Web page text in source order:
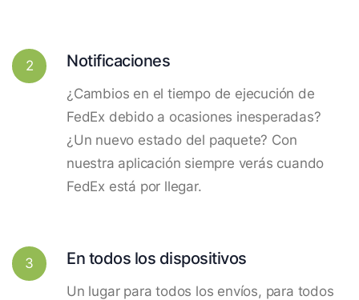
2 Notificaciones
¿Cambios en el tiempo de ejecución de
FedEx debido a ocasiones inesperadas?
¿Un nuevo estado del paquete? Con
nuestra aplicación siempre verás cuando
FedEx está por llegar.
3 En todos los dispositivos
Un lugar para todos los envíos, para todos